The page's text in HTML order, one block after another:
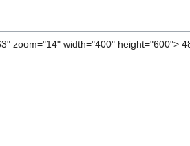
zoom="14" width="400" height="600">